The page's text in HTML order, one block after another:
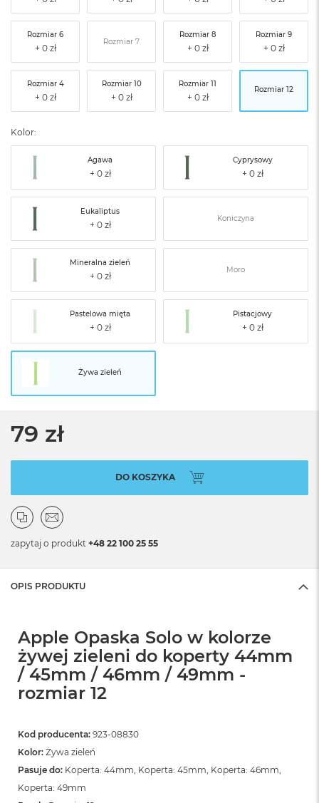
Rozmiar 6
Rozmiar 7
Rozmiar 8 Rozmiar 9
Rozmiar 4 Rozmiar 10 Rozmiar 11
Rozmiar 12
Kolor:
Agawa Cyprysowy
Eukaliptus
Koniczyna
Mineralna zieleń
Moro
Pastelowa mięta Pistacjowy
Żywa zieleń
79 zł
DO KOSZYKA
zapytaj o produkt +48 22 100 25 55
OPIS PRODUKTU
Apple Opaska Solo w kolorze
żywej zieleni do koperty 44mm
/ 45mm / 46mm / 49mm -
rozmiar 12
Kod producenta: 923-08830
Kolor: Żywa zieleń
Pasuje do: Koperta: 44mm, Koperta: 45mm, Koperta: 46mm,
Koperta: 49mm